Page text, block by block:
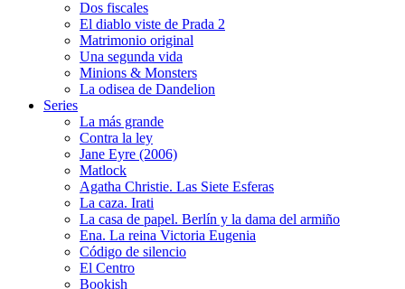
Dos fiscales
El diablo viste de Prada 2
Matrimonio original
Una segunda vida
Minions & Monsters
La odisea de Dandelion
Series
La más grande
Contra la ley
Jane Eyre (2006)
Matlock
Agatha Christie. Las Siete Esferas
La caza. Irati
La casa de papel. Berlín y la dama del armiño
Ena. La reina Victoria Eugenia
Código de silencio
El Centro
Bookish